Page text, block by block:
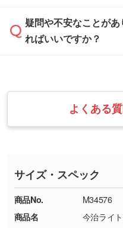
・フルカラーデータ
・1色印刷でグラデ
い
す。→詳しく見る
・コーポレートカラ
刷色にこだわりがあ
本体色がナチュラル
っきりと目立たせた
らかい雰囲気にした
また、お選びいただ
ない場合や仕上がり
タッフから別の色を
速やかに対応いたし
お手数をお掛けいた
フまでご連絡くださ
・お届け時に商品が
・ご注文と異なる商
・印刷不良があった
※詳しくは「商品の良
ください。
【返品・交換ができ
疑問や不安なことが
ればいいですか？
業日以内に担当スタ
いたします。
お急ぎの場合はお電
TEL：0422-29-9911
18:00(土日祝日除く)
お問い合わせフォー
よくある
サイズ・スペック
商品No.
M34576
商品名
今治ライ